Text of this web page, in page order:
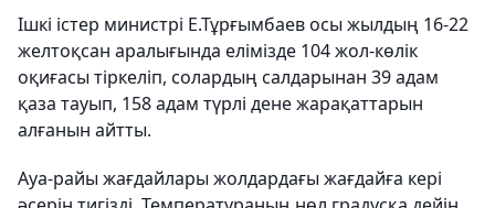
Ішкі істер министрі Е.Тұрғымбаев осы жылдың 16-22
желтоқсан аралығында елімізде 104 жол-көлік
оқиғасы тіркеліп, солардың салдарынан 39 адам
қаза тауып, 158 адам түрлі дене жарақаттарын
алғанын айтты.
Ауа-райы жағдайлары жолдардағы жағдайға кері